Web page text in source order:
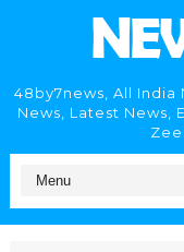
48by7news, All India
News, Latest News,
Zee